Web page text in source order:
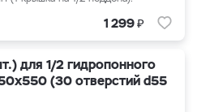
1 299₽
для 1/2 гидропонного
(30 отверстий d55